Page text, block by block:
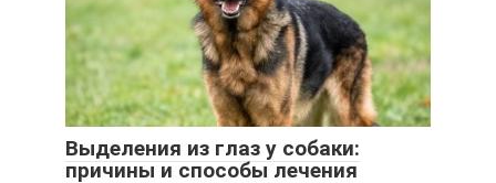
Выделения из глаз у собаки:
причины и способы лечения